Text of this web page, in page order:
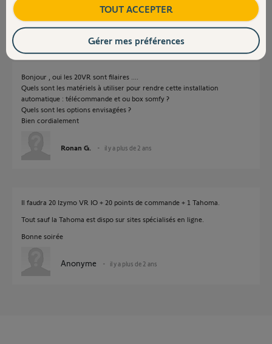
Anonyme il y a plus de 2 ans
Bonjour , oui les 20VR sont filaires ....
Quels sont les matériels à utiliser pour rendre cette installation
automatique : télécommande et ou box somfy ?
Quels sont les options envisagées ?
Bien cordialement
Ronan G. il y a plus de 2 ans
Il faudra 20 Izymo VR IO + 20 points de commande + 1 Tahoma.
Tout sauf la Tahoma est dispo sur sites spécialisés en ligne.
Bonne soirée
Anonyme il y a plus de 2 ans
TOUT ACCEPTER
Gérer mes préférences